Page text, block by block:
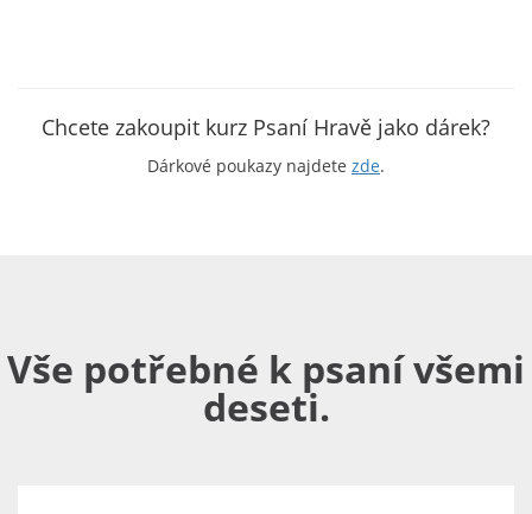
Chcete zakoupit kurz Psaní Hravě jako dárek?
Dárkové poukazy najdete zde.
Vše potřebné k psaní všemi
deseti.